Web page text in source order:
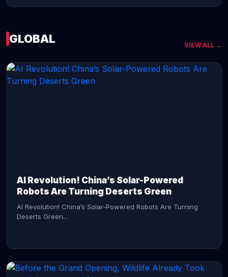
GLOBAL VIEW ALL →
AI Revolution! China’s Solar-Powered
Robots Are Turning Deserts Green
AI Revolution! China’s Solar-Powered Robots Are Turning
Deserts Green...